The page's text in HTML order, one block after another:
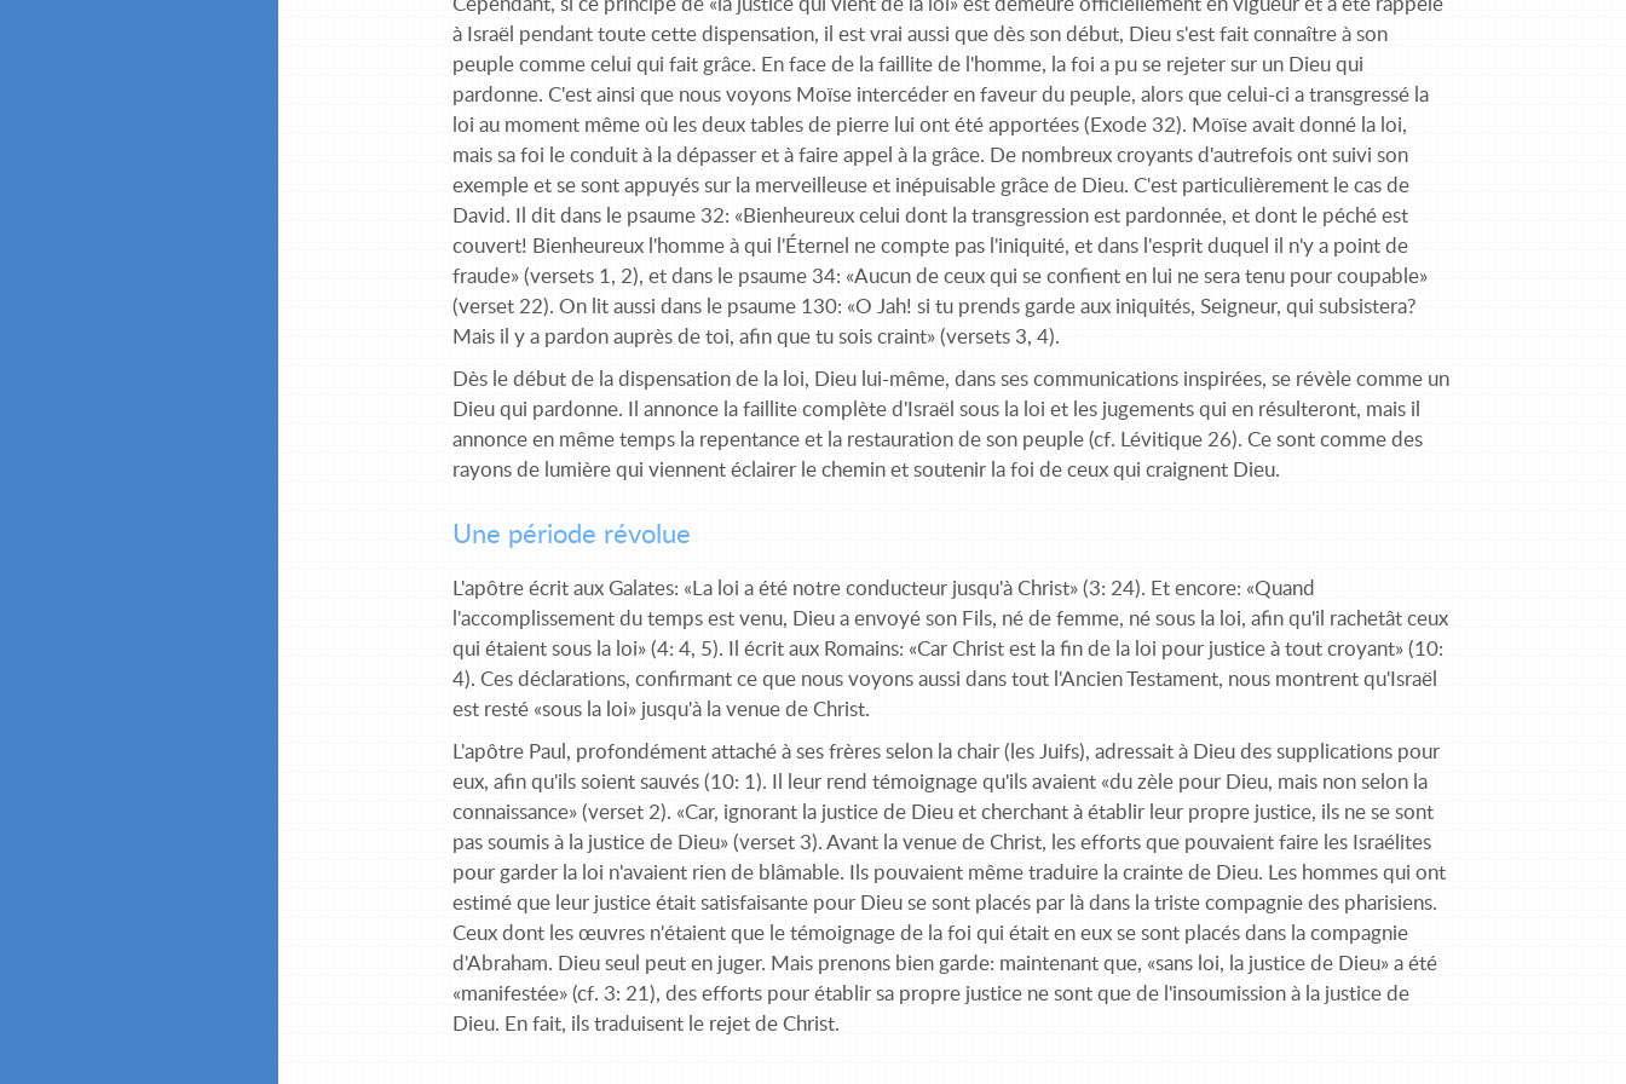
à Israël pendant toute cette dispensation, il est vrai aussi que dès son début, Dieu s'est fait connaître à son
peuple comme celui qui fait grâce. En face de la faillite de l'homme, la foi a pu se rejeter sur un Dieu qui
pardonne. C'est ainsi que nous voyons Moïse intercéder en faveur du peuple, alors que celui-ci a transgressé la
loi au moment même où les deux tables de pierre lui ont été apportées (Exode 32). Moïse avait donné la loi,
mais sa foi le conduit à la dépasser et à faire appel à la grâce. De nombreux croyants d'autrefois ont suivi son
exemple et se sont appuyés sur la merveilleuse et inépuisable grâce de Dieu. C'est particulièrement le cas de
David. Il dit dans le psaume 32: «Bienheureux celui dont la transgression est pardonnée, et dont le péché est
couvert! Bienheureux l'homme à qui l'Éternel ne compte pas l'iniquité, et dans l'esprit duquel il n'y a point de
fraude» (versets 1, 2), et dans le psaume 34: «Aucun de ceux qui se confient en lui ne sera tenu pour coupable»
(verset 22). On lit aussi dans le psaume 130: «O Jah! si tu prends garde aux iniquités, Seigneur, qui subsistera?
Mais il y a pardon auprès de toi, afin que tu sois craint» (versets 3, 4).
Dès le début de la dispensation de la loi, Dieu lui-même, dans ses communications inspirées, se révèle comme un
Dieu qui pardonne. Il annonce la faillite complète d'Israël sous la loi et les jugements qui en résulteront, mais il
annonce en même temps la repentance et la restauration de son peuple (cf. Lévitique 26). Ce sont comme des
rayons de lumière qui viennent éclairer le chemin et soutenir la foi de ceux qui craignent Dieu.
Une période révolue
L'apôtre écrit aux Galates: «La loi a été notre conducteur jusqu'à Christ» (3: 24). Et encore: «Quand
l'accomplissement du temps est venu, Dieu a envoyé son Fils, né de femme, né sous la loi, afin qu'il rachetât ceux
qui étaient sous la loi» (4: 4, 5). Il écrit aux Romains: «Car Christ est la fin de la loi pour justice à tout croyant» (10:
4). Ces déclarations, confirmant ce que nous voyons aussi dans tout l'Ancien Testament, nous montrent qu'Israël
est resté «sous la loi» jusqu'à la venue de Christ.
L'apôtre Paul, profondément attaché à ses frères selon la chair (les Juifs), adressait à Dieu des supplications pour
eux, afin qu'ils soient sauvés (10: 1). Il leur rend témoignage qu'ils avaient «du zèle pour Dieu, mais non selon la
connaissance» (verset 2). «Car, ignorant la justice de Dieu et cherchant à établir leur propre justice, ils ne se sont
pas soumis à la justice de Dieu» (verset 3). Avant la venue de Christ, les efforts que pouvaient faire les Israélites
pour garder la loi n'avaient rien de blâmable. Ils pouvaient même traduire la crainte de Dieu. Les hommes qui ont
estimé que leur justice était satisfaisante pour Dieu se sont placés par là dans la triste compagnie des pharisiens.
Ceux dont les œuvres n'étaient que le témoignage de la foi qui était en eux se sont placés dans la compagnie
d'Abraham. Dieu seul peut en juger. Mais prenons bien garde: maintenant que, «sans loi, la justice de Dieu» a été
«manifestée» (cf. 3: 21), des efforts pour établir sa propre justice ne sont que de l'insoumission à la justice de
Dieu. En fait, ils traduisent le rejet de Christ.